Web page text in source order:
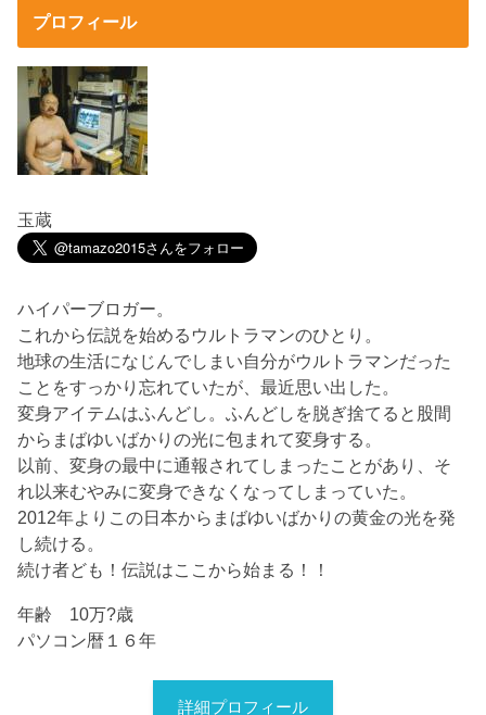
プロフィール
玉蔵
ハイパーブロガー。
これから伝説を始めるウルトラマンのひとり。
地球の生活になじんでしまい自分がウルトラマンだった
ことをすっかり忘れていたが、最近思い出した。
変身アイテムはふんどし。ふんどしを脱ぎ捨てると股間
からまばゆいばかりの光に包まれて変身する。
以前、変身の最中に通報されてしまったことがあり、そ
れ以来むやみに変身できなくなってしまっていた。
2012年よりこの日本からまばゆいばかりの黄金の光を発
し続ける。
続け者ども！伝説はここから始まる！！
年齢 10万?歳
パソコン暦１６年
詳細プロフィール